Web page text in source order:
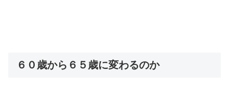
６０歳から６５歳に変わるのか